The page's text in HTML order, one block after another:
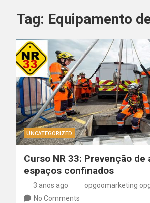
Tag: Equipamento
UNCATEGORIZED
Curso NR 33: Prevenção
espaços confinados
3 anos ago
opgoomarketing
No Comments